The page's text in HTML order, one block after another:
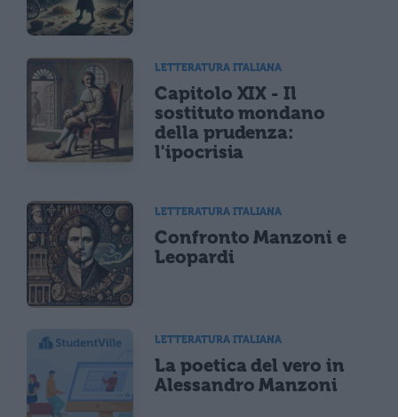
LETTERATURA ITALIANA
Capitolo XIX - Il
sostituto mondano
della prudenza:
l'ipocrisia
LETTERATURA ITALIANA
Confronto Manzoni e
Leopardi
LETTERATURA ITALIANA
La poetica del vero in
Alessandro Manzoni